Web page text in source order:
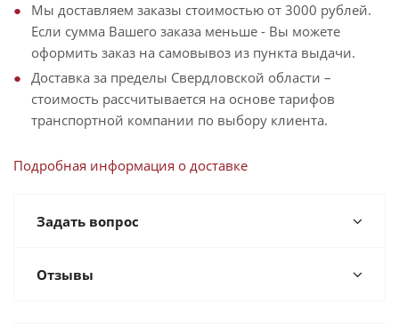
Мы доставляем заказы стоимостью от 3000 рублей.
Если сумма Вашего заказа меньше - Вы можете
оформить заказ на самовывоз из пункта выдачи.
Доставка за пределы Свердловской области –
стоимость рассчитывается на основе тарифов
транспортной компании по выбору клиента.
Подробная информация о доставке
Задать вопрос
Отзывы